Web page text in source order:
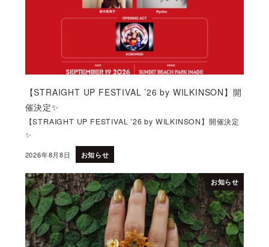
【STRAIGHT UP FESTIVAL ’26 by WILKINSON】開
催決定✨
【STRAIGHT UP FESTIVAL ’26 by WILKINSON】開催決定
✨
投稿日
2026年8月8日 お知らせ
お知らせ